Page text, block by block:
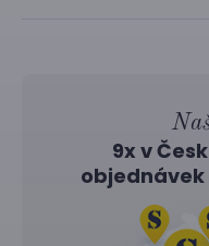
9x v
objednávek